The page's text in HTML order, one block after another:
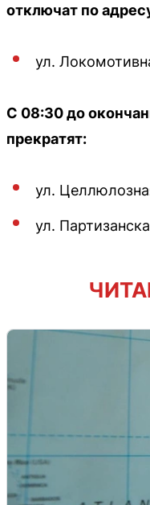
отключат по
ул.
С 08:30 до
прекратят:
ул.
ул.